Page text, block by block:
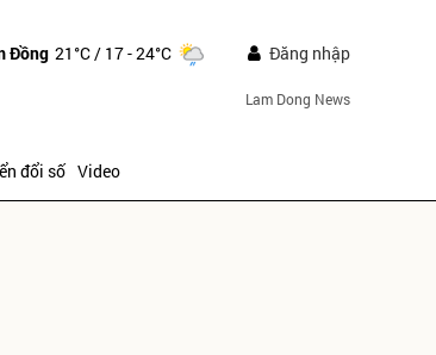
Đồng 21°C/ 17 - 24°C Đăng nhập
Lam Dong News
đổi số Video